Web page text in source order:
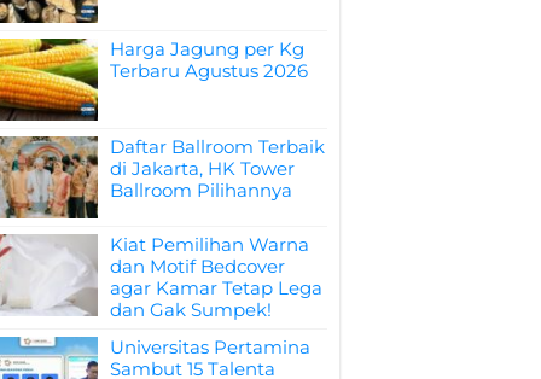
Harga Jagung per Kg
Terbaru Agustus 2026
Daftar Ballroom Terbaik
di Jakarta, HK Tower
Ballroom Pilihannya
Kiat Pemilihan Warna
dan Motif Bedcover
agar Kamar Tetap Lega
dan Gak Sumpek!
Universitas Pertamina
Sambut 15 Talenta